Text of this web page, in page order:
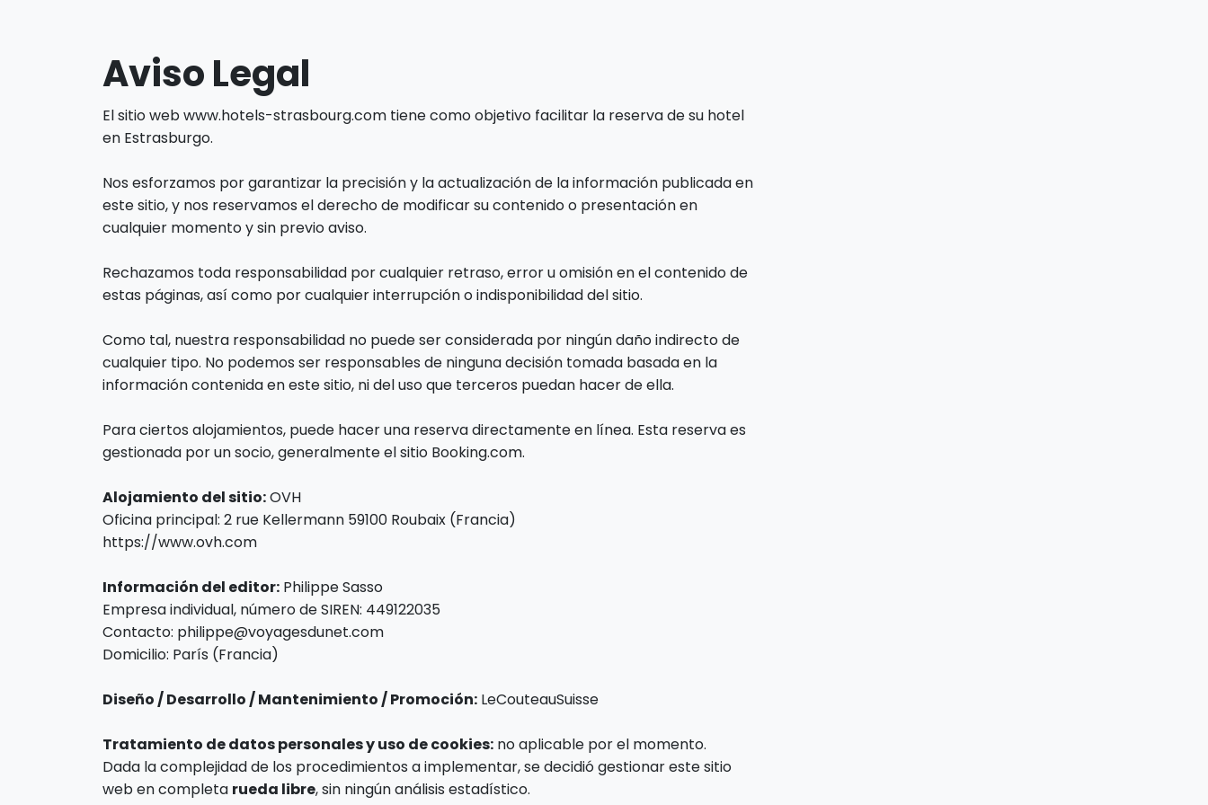
Aviso Legal
El sitio web www.hotels-strasbourg.com tiene como objetivo facilitar la reserva de su hotel
en Estrasburgo.
Nos esforzamos por garantizar la precisión y la actualización de la información publicada en
este sitio, y nos reservamos el derecho de modificar su contenido o presentación en
cualquier momento y sin previo aviso.
Rechazamos toda responsabilidad por cualquier retraso, error u omisión en el contenido de
estas páginas, así como por cualquier interrupción o indisponibilidad del sitio.
Como tal, nuestra responsabilidad no puede ser considerada por ningún daño indirecto de
cualquier tipo. No podemos ser responsables de ninguna decisión tomada basada en la
información contenida en este sitio, ni del uso que terceros puedan hacer de ella.
Para ciertos alojamientos, puede hacer una reserva directamente en línea. Esta reserva es
gestionada por un socio, generalmente el sitio Booking.com.
Alojamiento del sitio:OVH
Oficina principal: 2 rue Kellermann 59100 Roubaix (Francia)
https://www.ovh.com
Información del editor: Philippe Sasso
Empresa individual, número de SIREN: 449122035
Contacto: philippe@voyagesdunet.com
Domicilio: París (Francia)
Diseño / Desarrollo / Mantenimiento / Promoción: LeCouteauSuisse
Tratamiento de datos personales y uso de cookies: no aplicable por el momento.
Dada la complejidad de los procedimientos a implementar, se decidió gestionar este sitio
web en completa rueda libre, sin ningún análisis estadístico.